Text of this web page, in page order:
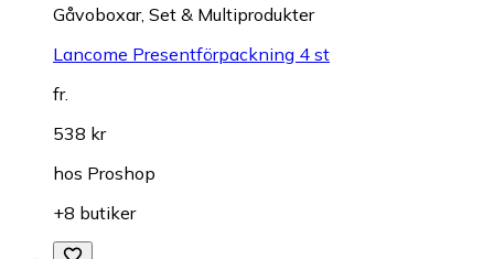
Gåvoboxar, Set & Multiprodukter
Lancome Presentförpackning 4 st
fr.
538 kr
hos Proshop
+8 butiker